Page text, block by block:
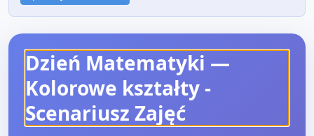
Dzień Matematyki —
Kolorowe kształty-
Scenariusz Zajęć